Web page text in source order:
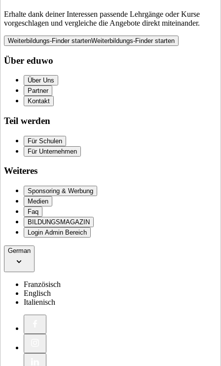
Erhalte dank deiner Interessen passende Lehrgänge oder Kurse
vorgeschlagen und vergleiche die Angebote direkt miteinander.
Weiterbildungs-Finder startenWeiterbildungs-Finder starten
Über eduwo
Über Uns
Partner
Kontakt
Teil werden
Für Schulen
Für Unternehmen
Weiteres
Sponsoring & Werbung
Medien
Faq
BILDUNGSMAGAZIN
Login Admin Bereich
German
Französisch
Englisch
Italienisch